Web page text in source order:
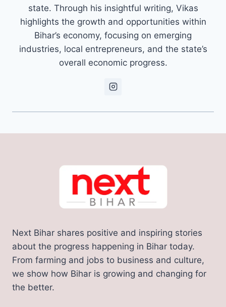
state. Through his insightful writing, Vikas
highlights the growth and opportunities within
Bihar’s economy, focusing on emerging
industries, local entrepreneurs, and the state’s
overall economic progress.
Next Bihar shares positive and inspiring stories
about the progress happening in Bihar today.
From farming and jobs to business and culture,
we show how Bihar is growing and changing for
the better.